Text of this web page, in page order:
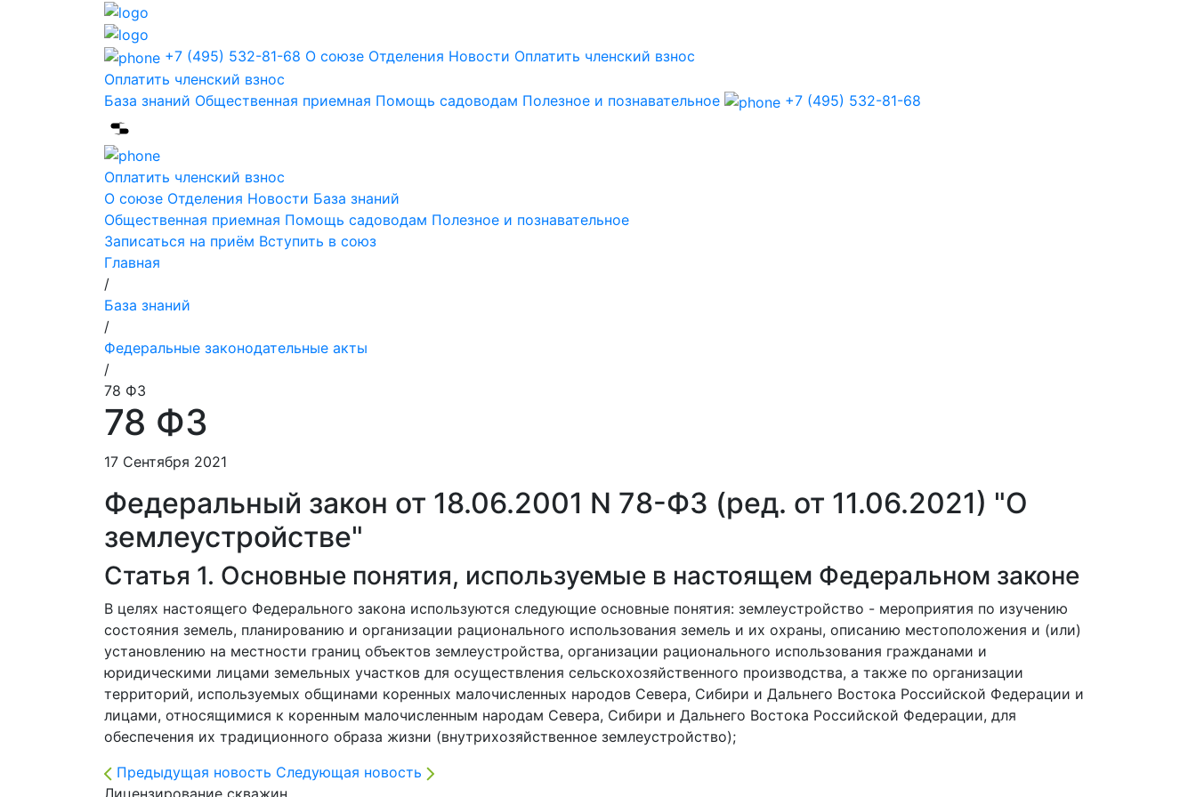
+7 (495) 532-81-68 О союзе Отделения Новости Оплатить членский взнос
Оплатить членский взнос
База знаний Общественная приемная Помощь садоводам Полезное и познавательное +7 (495) 532-81-68
Оплатить членский взнос
О союзе Отделения Новости База знаний
Общественная приемная Помощь садоводам Полезное и познавательное
Записаться на приём Вступить в союз
Главная
/
База знаний
/
Федеральные законодательные акты
/
78 ФЗ
78 ФЗ
17 Сентября 2021
Федеральный закон от 18.06.2001 N 78-ФЗ (ред. от 11.06.2021) "О
землеустройстве"
Статья 1. Основные понятия, используемые в настоящем Федеральном законе
В целях настоящего Федерального закона используются следующие основные понятия: землеустройство - мероприятия по изучению
состояния земель, планированию и организации рационального использования земель и их охраны, описанию местоположения и (или)
установлению на местности границ объектов землеустройства, организации рационального использования гражданами и
юридическими лицами земельных участков для осуществления сельскохозяйственного производства, а также по организации
территорий, используемых общинами коренных малочисленных народов Севера, Сибири и Дальнего Востока Российской Федерации и
лицами, относящимися к коренным малочисленным народам Севера, Сибири и Дальнего Востока Российской Федерации, для
обеспечения их традиционного образа жизни (внутрихозяйственное землеустройство);
Предыдущая новость Следующая новость